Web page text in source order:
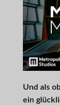
Und als
ein